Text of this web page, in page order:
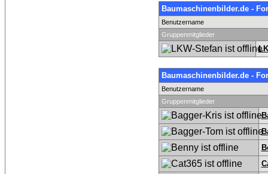
Baumaschinenbilder.de -
Benutzername
Gruppenmitglieder
Baumaschinenbilder.de -
Benutzername
Gruppenmitglieder